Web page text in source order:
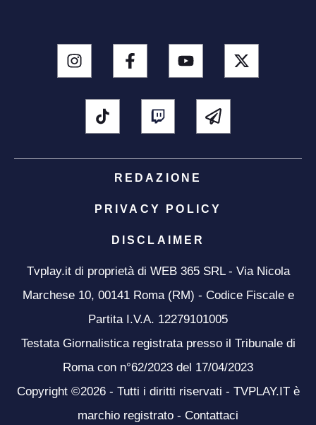
REDAZIONE
PRIVACY POLICY
DISCLAIMER
Tvplay.it di proprietà di WEB 365 SRL - Via Nicola
Marchese 10, 00141 Roma (RM) - Codice Fiscale e
Partita I.V.A. 12279101005
Testata Giornalistica registrata presso il Tribunale di
Roma con n°62/2023 del 17/04/2023
Copyright ©2026 - Tutti i diritti riservati - TVPLAY.IT è
marchio registrato - Contattaci